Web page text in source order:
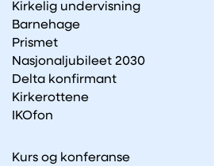
Kirkelig undervisning
Barnehage
Prismet
Nasjonaljubileet 2030
Delta konfirmant
Kirkerottene
IKOfon
Kurs og konferanse